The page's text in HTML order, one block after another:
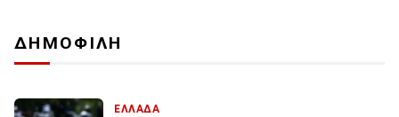
ΔΗΜΟΦΙΛΗ
ΕΛΛΑΔΑ